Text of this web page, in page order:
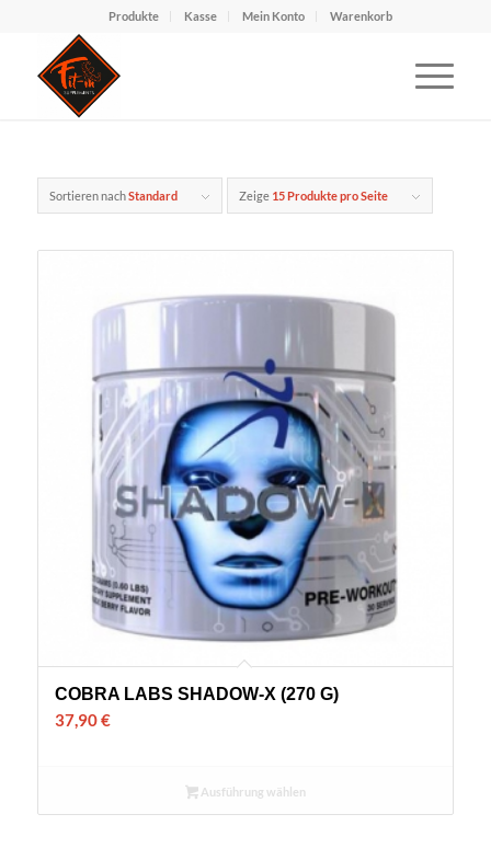
Produkte Kasse Mein Konto Warenkorb
Sortieren nachStandard Zeige 15 Produkte pro Seite
COBRA LABS SHADOW-X (270 G)
37,90€
Ausführung wählen